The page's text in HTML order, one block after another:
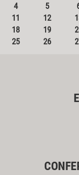
4
5
11
12
18
19
25
26